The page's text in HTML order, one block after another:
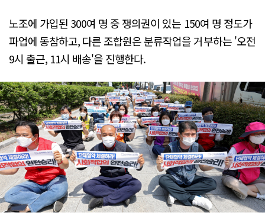
노조에 가입된 300여 명 중 쟁의권이 있는 150여 명 정도가
파업에 동참하고, 다른 조합원은 분류작업을 거부하는 '오전
9시 출근, 11시 배송'을 진행한다.